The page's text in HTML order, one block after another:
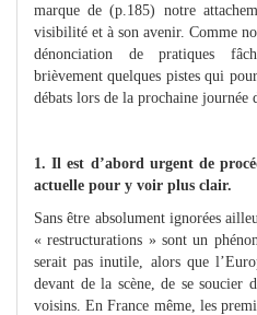
marque de (p.185) notre
visibilité et à son avenir. Comme
dénonciation de pratiques
brièvement quelques pistes qui
débats lors de la prochaine journée
1. Il est d’abord urgent de
actuelle pour y voir plus clair.
Sans être absolument ignorées
« restructurations » sont un
serait pas inutile, alors que
devant de la scène, de se soucier
voisins. En France même, les